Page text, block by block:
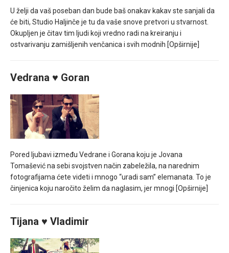
U želji da vaš poseban dan bude baš onakav kakav ste sanjali da
će biti, Studio Haljinče je tu da vaše snove pretvori u stvarnost.
Okupljen je čitav tim ljudi koji vredno radi na kreiranju i
ostvarivanju zamišljenih venčanica i svih modnih [Opširnije]
Vedrana ♥ Goran
Pored ljubavi između Vedrane i Gorana koju je Jovana
Tomašević na sebi svojstven način zabeležila, na narednim
fotografijama ćete videti i mnogo “uradi sam” elemanata. To je
činjenica koju naročito želim da naglasim, jer mnogi [Opširnije]
Tijana ♥ Vladimir